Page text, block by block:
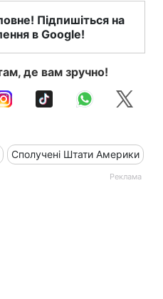
Підпишіться на
в Google!
де вам зручно!
Сполучені Штати Америки